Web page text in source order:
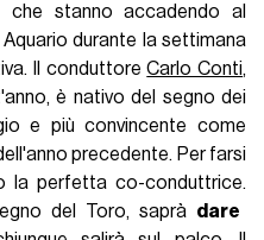
che stanno accadendo al
durante la settimana
Il conduttoreCarlo Conti,
è nativo del segno dei
e più convincente come
precedente. Per farsi
la perfetta co-conduttrice.
del Toro, saprà dare